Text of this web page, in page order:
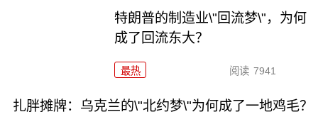
特朗普的制造业\"回流梦\"，为何
成了回流东大？
最热 阅读 7941
扎胖摊牌：乌克兰的\"北约梦\"为何成了一地鸡毛？